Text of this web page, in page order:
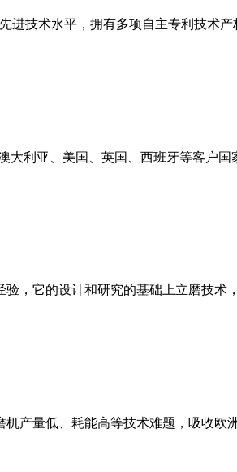
进技术水平，拥有多项自主专利技术
大利亚、美国、英国、西班牙等客户
，它的设计和研究的基础上立磨技
产量低、耗能高等技术难题，吸收